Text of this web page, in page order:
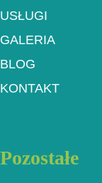
USŁUGI
GALERIA
BLOG
KONTAKT
Pozostałe